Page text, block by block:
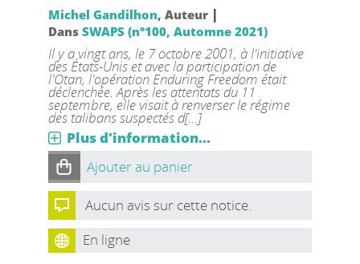
Michel Gandilhon, Auteur |
Dans SWAPS (n°100, Automne 2021)
Il y a vingt ans, le 7 octobre 2001, à l'initiative
des États-Unis et avec la participation de
l'Otan, l'opération Enduring Freedom était
déclenchée. Après les attentats du 11
septembre, elle visait à renverser le régime
des talibans suspectés d[...]
Plus d'information...
Ajouter au panier
Aucun avis sur cette notice.
En ligne